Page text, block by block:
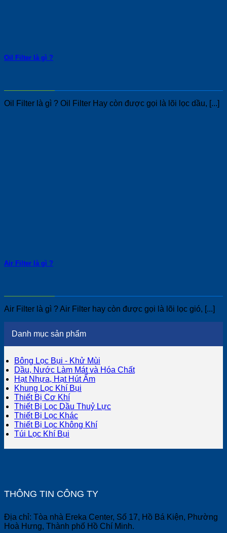
Oil Filter là gì ?
Oil Filter là gì ? Oil Filter Hay còn được gọi là lõi lọc dầu, [...]
Air Filter là gì ?
Air Filter là gì ? Air Filter hay còn được gọi là lõi lọc gió, [...]
Danh mục sản phẩm
Bông Lọc Bụi - Khử Mùi
Dầu, Nước Làm Mát và Hóa Chất
Hạt Nhựa, Hạt Hút Ẩm
Khung Lọc Khí Bụi
Thiết Bị Cơ Khí
Thiết Bị Lọc Dầu Thuỷ Lực
Thiết Bị Lọc Khác
Thiết Bị Lọc Không Khí
Túi Lọc Khí Bụi
THÔNG TIN CÔNG TY
Địa chỉ: Tòa nhà Ereka Center, Số 17, Hồ Bá Kiện, Phường
Hoà Hưng, Thành phố Hồ Chí Minh.